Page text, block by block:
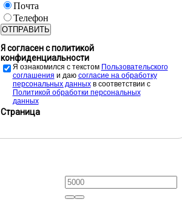
Почта
Телефон
ОТПРАВИТЬ
Я согласен с политикой
конфиденциальности
Я ознакомился с текстом Пользовательского
соглашения и даю cогласие на обработку
персональных данныхв соответствии с
Политикой обработки персональных
данных
Страница